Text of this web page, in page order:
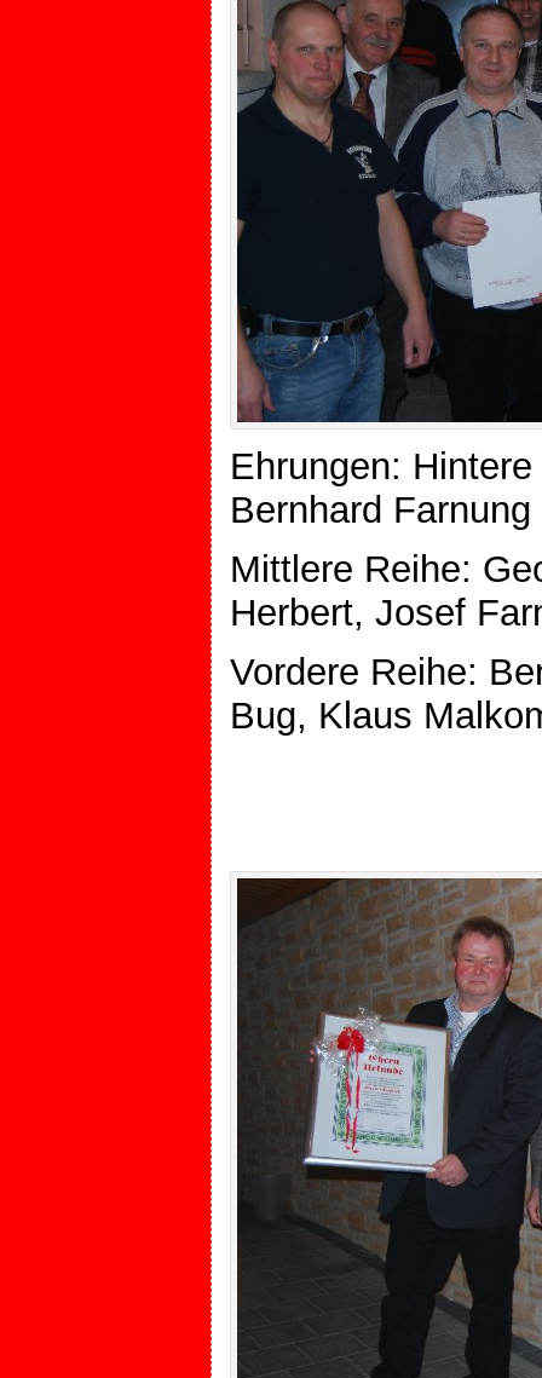
Ehrungen:
Bernhard Farnung
Mittlere Reihe:
Herbert, Josef
Vordere Reihe:
Bug, Klaus